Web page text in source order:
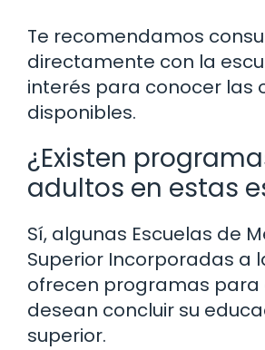
Te recomendamos
directamente con la
interés para conocer las
disponibles.
¿Existen
adultos en estas
Sí, algunas Escuelas de
Superior Incorporadas a
ofrecen programas para
desean concluir su
superior.